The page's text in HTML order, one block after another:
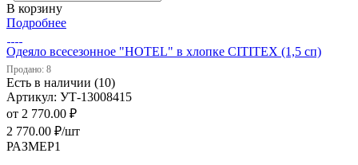
В корзину
Подробнее
Одеяло всесезонное "HOTEL" в хлопке CITITEX (1,5 сп)
Продано: 8
Есть в наличии (10)
Артикул: УТ-13008415
от 2 770.00 ₽
2 770.00 ₽/шт
РАЗМЕР1